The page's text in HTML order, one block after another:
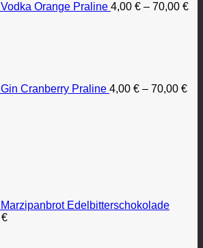
Vodka Orange Praline 4,00 € – 70,00 €
Gin Cranberry Praline 4,00 € – 70,00 €
Marzipanbrot Edelbitterschokolade
€